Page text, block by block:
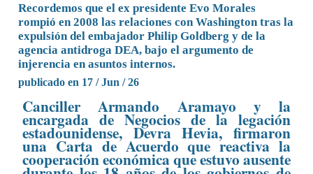
Recordemos que el ex presidente Evo Morales
rompió en 2008 las relaciones con Washington tras la
expulsión del embajador Philip Goldberg y de la
agencia antidroga DEA, bajo el argumento de
injerencia en asuntos internos.
publicado en 17 / Jun / 26
Canciller Armando Aramayo y la
encargada de Negocios de la legación
estadounidense, Devra Hevia, firmaron
una Carta de Acuerdo que reactiva la
cooperación económica que estuvo ausente